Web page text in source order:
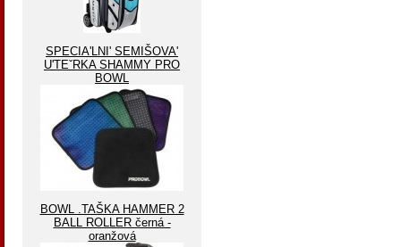
SPECIA'LNI' SEMIŠOVA'
U'TEˇRKA SHAMMY PRO
BOWL
BOWL .TAŠKA HAMMER 2
BALL ROLLER černá -
oranžová